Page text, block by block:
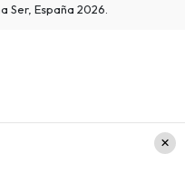
Ser, España 2026.